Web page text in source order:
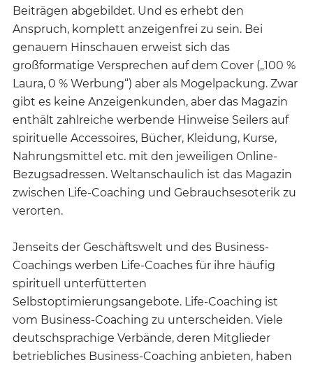
Beiträgen abgebildet. Und es erhebt den
Anspruch, komplett anzeigenfrei zu sein. Bei
genauem Hinschauen erweist sich das
großformatige Versprechen auf dem Cover („100 %
Laura, 0 % Werbung“) aber als Mogelpackung. Zwar
gibt es keine Anzeigenkunden, aber das Magazin
enthält zahlreiche werbende Hinweise Seilers auf
spirituelle Accessoires, Bücher, Kleidung, Kurse,
Nahrungsmittel etc. mit den jeweiligen Online-
Bezugsadressen. Weltanschaulich ist das Magazin
zwischen Life-Coaching und Gebrauchsesoterik zu
verorten.
Jenseits der Geschäftswelt und des Business-
Coachings werben Life-Coaches für ihre häufig
spirituell unterfütterten
Selbstoptimierungsangebote. Life-Coaching ist
vom Business-Coaching zu unterscheiden. Viele
deutschsprachige Verbände, deren Mitglieder
betriebliches Business-Coaching anbieten, haben